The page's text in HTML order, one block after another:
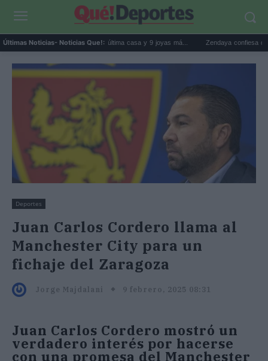
Últimas Noticias- Noticias Que!:
Estrenos de streaming: La última casa y 9 joyas má... Zendaya confiesa que 'Lo
Deportes
Juan Carlos Cordero llama al
Manchester City para un
fichaje del Zaragoza
Jorge Majdalani 9 febrero, 2025 08:31
Juan Carlos Cordero mostró un
verdadero interés por hacerse
con una promesa del Manchester